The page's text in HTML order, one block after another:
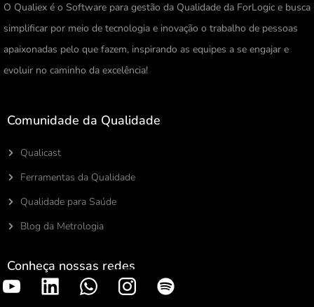
O Qualiex é o Software para gestão da Qualidade da ForLogic e busca
simplificar por meio de tecnologia e inovação o trabalho de pessoas
apaixonadas pelo que fazem, inspirando as equipes a se engajar e
evoluir no caminho da excelência!
Comunidade da Qualidade
Qualicast
Ferramentas da Qualidade
Qualidade para Saúde
Blog da Metrologia
Conheça nossas redes
S